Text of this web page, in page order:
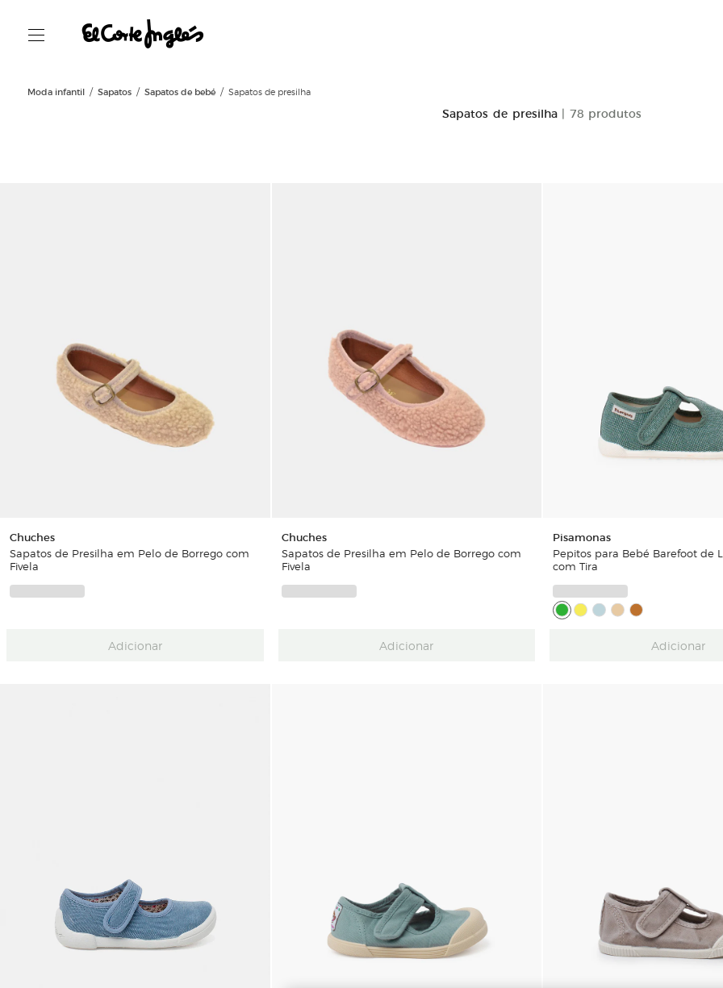
Moda infantil Sapatos Sapatos de bebé Sapatos de presilha
Sapatos de presilha | 78 produtos
Chuches
Sapatos de Presilha em Pelo de Borrego com
Fivela
Adicionar
Chuches
Sapatos de Presilha em Pelo de Borrego com
Fivela
Adicionar
Pisamonas
Pepitos para Bebé Barefoot de
com Tira
Adicionar